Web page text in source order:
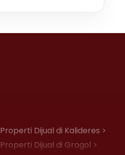
Properti Dijual di Kalideres >
Properti Dijual di Grogol >